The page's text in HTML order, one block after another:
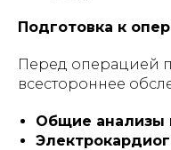
Подготовка к
Перед операцией
всестороннее
Общие анализы